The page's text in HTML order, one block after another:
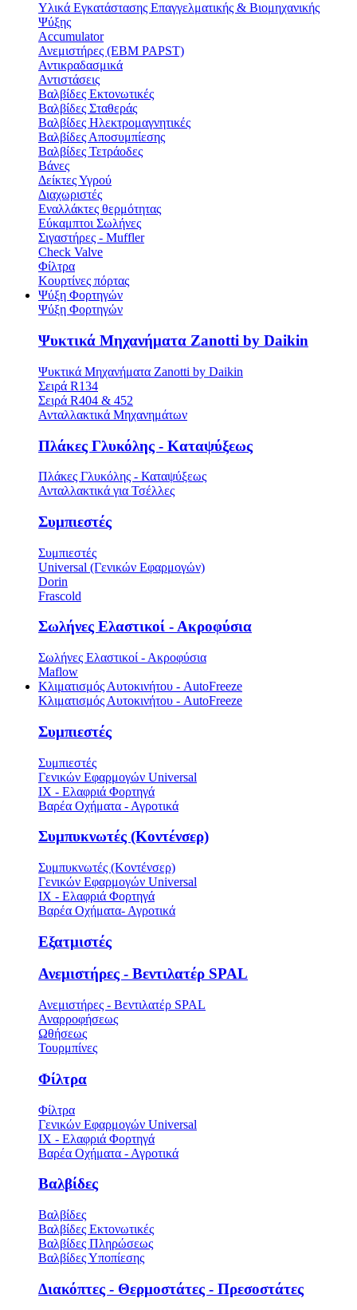
Υλικά Εγκατάστασης Επαγγελματικής & Βιομηχανικής
Ψύξης
Accumulator
Ανεμιστήρες (ΕΒΜ PAPST)
Αντικραδασμικά
Αντιστάσεις
Βαλβίδες Εκτονωτικές
Βαλβίδες Σταθεράς
Βαλβίδες Ηλεκτρομαγνητικές
Βαλβίδες Αποσυμπίεσης
Βαλβίδες Τετράοδες
Βάνες
Δείκτες Υγρού
Διαχωριστές
Εναλλάκτες θερμότητας
Εύκαμπτοι Σωλήνες
Σιγαστήρες - Muffler
Check Valve
Φίλτρα
Κουρτίνες πόρτας
Ψύξη Φορτηγών
Ψύξη Φορτηγών
Ψυκτικά Μηχανήματα Zanotti by Daikin
Ψυκτικά Μηχανήματα Zanotti by Daikin
Σειρά R134
Σειρά R404 & 452
Ανταλλακτικά Μηχανημάτων
Πλάκες Γλυκόλης - Καταψύξεως
Πλάκες Γλυκόλης - Καταψύξεως
Ανταλλακτικά για Τσέλλες
Συμπιεστές
Συμπιεστές
Universal (Γενικών Εφαρμογών)
Dorin
Frascold
Σωλήνες Ελαστικοί - Ακροφύσια
Σωλήνες Ελαστικοί - Ακροφύσια
Maflow
Κλιματισμός Αυτοκινήτου - AutoFreeze
Κλιματισμός Αυτοκινήτου - AutoFreeze
Συμπιεστές
Συμπιεστές
Γενικών Εφαρμογών Universal
ΙΧ - Ελαφριά Φορτηγά
Βαρέα Οχήματα - Αγροτικά
Συμπυκνωτές (Κοντένσερ)
Συμπυκνωτές (Κοντένσερ)
Γενικών Εφαρμογών Universal
ΙΧ - Ελαφριά Φορτηγά
Βαρέα Οχήματα- Αγροτικά
Εξατμιστές
Ανεμιστήρες - Βεντιλατέρ SPAL
Ανεμιστήρες - Βεντιλατέρ SPAL
Αναρροφήσεως
Ωθήσεως
Τουρμπίνες
Φίλτρα
Φίλτρα
Γενικών Εφαρμογών Universal
ΙΧ - Ελαφριά Φορτηγά
Βαρέα Οχήματα - Αγροτικά
Βαλβίδες
Βαλβίδες
Βαλβίδες Εκτονωτικές
Βαλβίδες Πληρώσεως
Βαλβίδες Υποπίεσης
Διακόπτες - Θερμοστάτες - Πρεσοστάτες